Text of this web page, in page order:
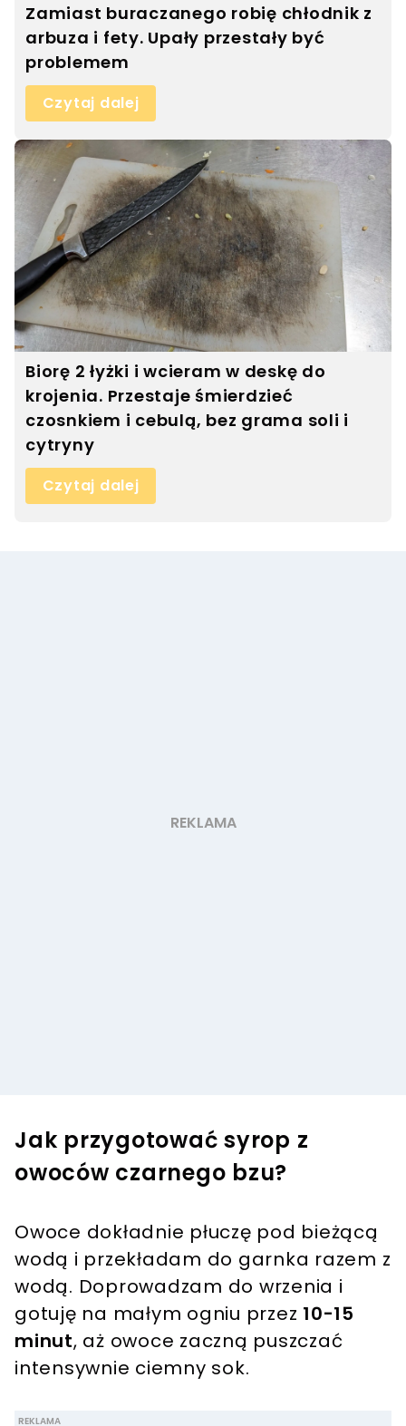
Zamiast buraczanego robię chłodnik z
arbuza i fety. Upały przestały być
problemem
Czytaj dalej
Biorę 2 łyżki i wcieram w deskę do
krojenia. Przestaje śmierdzieć
czosnkiem i cebulą, bez grama soli i
cytryny
Czytaj dalej
Jak przygotować syrop z
owoców czarnego bzu?
Owoce dokładnie płuczę pod bieżącą
wodą i przekładam do garnka razem z
wodą. Doprowadzam do wrzenia i
gotuję na małym ogniu przez 10-15
minut, aż owoce zaczną puszczać
intensywnie ciemny sok.